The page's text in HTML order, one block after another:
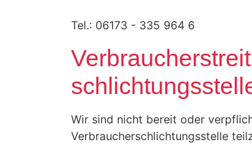
Tel.: 06173 - 335 964 6
Wir sind nicht bereit oder
Verbraucherschlichtungsstelle